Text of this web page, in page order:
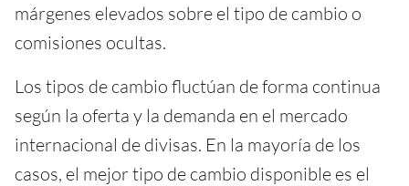
márgenes elevados sobre el tipo de cambio o
comisiones ocultas.
Los tipos de cambio fluctúan de forma continua
según la oferta y la demanda en el mercado
internacional de divisas. En la mayoría de los
casos, el mejor tipo de cambio disponible es el